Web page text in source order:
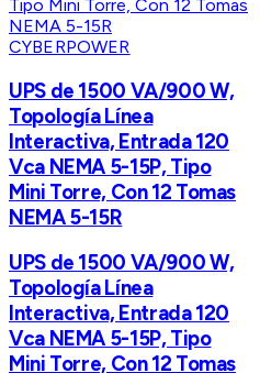
CYBERPOWER
UPS de 1500 VA/900 W,
Topología Línea
Interactiva, Entrada 120
Vca NEMA 5-15P, Tipo
Mini Torre, Con 12 Tomas
NEMA 5-15R
UPS de 1500 VA/900 W,
Topología Línea
Interactiva, Entrada 120
Vca NEMA 5-15P, Tipo
Mini Torre, Con 12 Tomas